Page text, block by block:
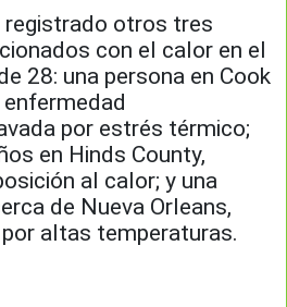
registrado otros tres
con el calor en el
28: una persona en Cook
por estrés térmico;
en Hinds County,
al calor; y una
de Nueva Orleans,
altas temperaturas.